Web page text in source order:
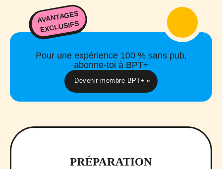
AVANTAGES
EXCLUSIFS
Pour une expérience 100 % sans pub,
abonne-toi à BPT+
Devenir membre BPT+
PRÉPARATION